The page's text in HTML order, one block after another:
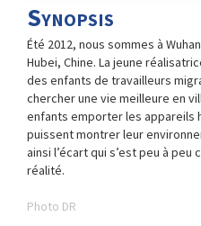
Synopsis
Été 2012, nous sommes à
Hubei, Chine. La jeune
des enfants de travailleurs
chercher une vie meilleure en
enfants emporter les appareils
puissent montrer leur
ainsi l’écart qui s’est peu à
réalité.
Photo DR